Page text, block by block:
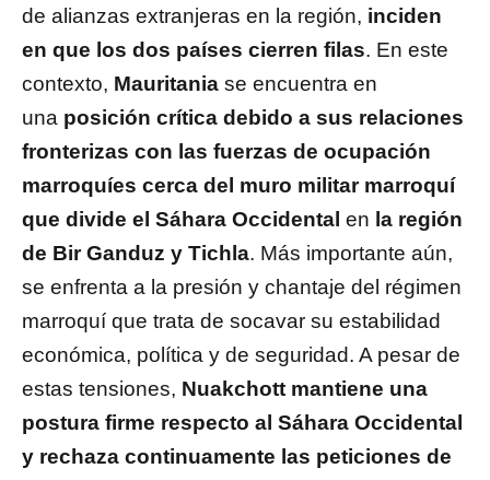
de alianzas extranjeras en la región, inciden
en que los dos países cierren filas. En este
contexto, Mauritania se encuentra en
una posición crítica debido a sus relaciones
fronterizas con las fuerzas de ocupación
marroquíes cerca del muro militar marroquí
que divide el Sáhara Occidental en la región
de Bir Ganduz y Tichla. Más importante aún,
se enfrenta a la presión y chantaje del régimen
marroquí que trata de socavar su estabilidad
económica, política y de seguridad. A pesar de
estas tensiones, Nuakchott mantiene una
postura firme respecto al Sáhara Occidental
y rechaza continuamente las peticiones de